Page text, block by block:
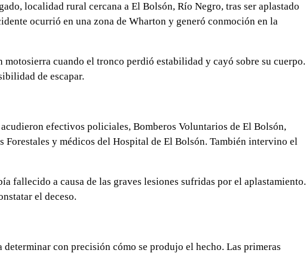
localidad rural cercana a El Bolsón, Río Negro, tras ser aplastado
ocurrió en una zona de Wharton y generó conmoción en la
cuando el tronco perdió estabilidad y cayó sobre su cuerpo.
de escapar.
efectivos policiales, Bomberos Voluntarios de El Bolsón,
y médicos del Hospital de El Bolsón. También intervino el
fallecido a causa de las graves lesiones sufridas por el aplastamiento.
el deceso.
con precisión cómo se produjo el hecho. Las primeras